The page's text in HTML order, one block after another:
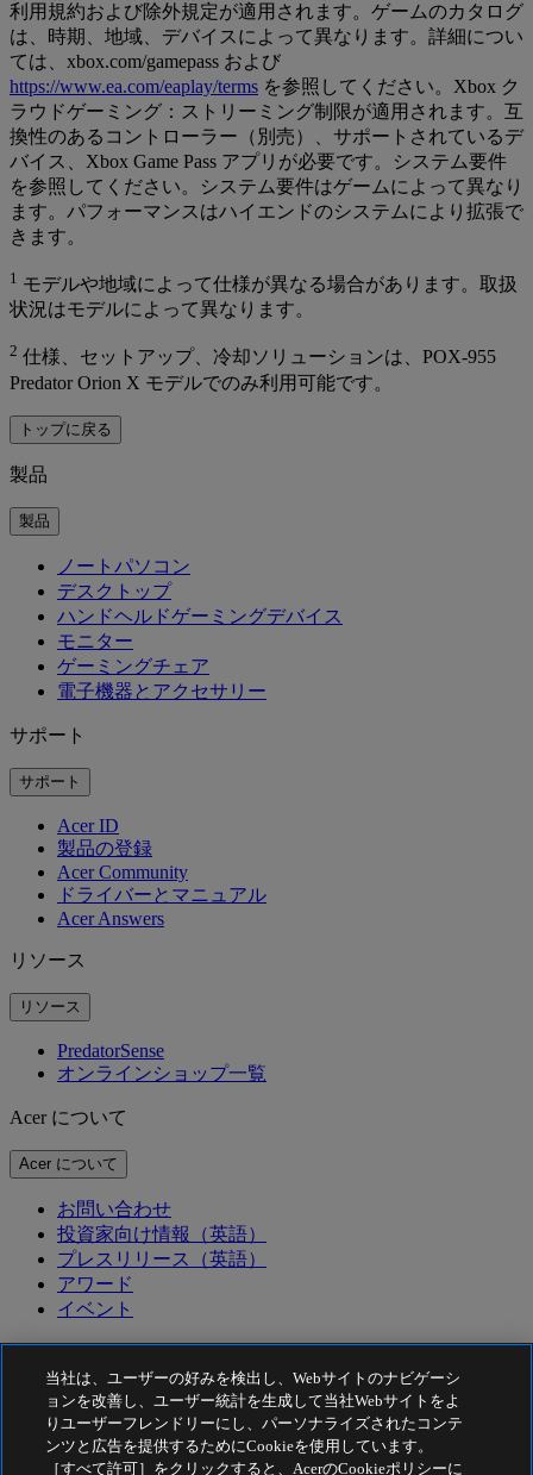
利用規約および除外規定が適用されます。ゲームのカタログ
は、時期、地域、デバイスによって異なります。詳細につい
ては、xbox.com/gamepass および
https://www.ea.com/eaplay/terms を参照してください。Xbox ク
ラウドゲーミング：ストリーミング制限が適用されます。互
換性のあるコントローラー（別売）、サポートされているデ
バイス、Xbox Game Pass アプリが必要です。システム要件
を参照してください。システム要件はゲームによって異なり
ます。パフォーマンスはハイエンドのシステムにより拡張で
きます。
1 モデルや地域によって仕様が異なる場合があります。取扱
状況はモデルによって異なります。
2 仕様、セットアップ、冷却ソリューションは、POX-955
Predator Orion X モデルでのみ利用可能です。
トップに戻る
製品
製品
ノートパソコン
デスクトップ
ハンドヘルドゲーミングデバイス
モニター
ゲーミングチェア
電子機器とアクセサリー
サポート
サポート
Acer ID
製品の登録
Acer Community
ドライバーとマニュアル
Acer Answers
リソース
リソース
PredatorSense
オンラインショップ一覧
Acer について
Acer について
お問い合わせ
投資家向け情報（英語）
プレスリリース（英語）
アワード
イベント
サステナビリティ
企業の社会的責任
カーボンフットプリントについて
当社は、ユーザーの好みを検出し、Webサイトのナビゲーシ
ョンを改善し、ユーザー統計を生成して当社Webサイトをよ
りユーザーフレンドリーにし、パーソナライズされたコンテ
ンツと広告を提供するためにCookieを使用しています。
［すべて許可］をクリックすると、AcerのCookieポリシーに